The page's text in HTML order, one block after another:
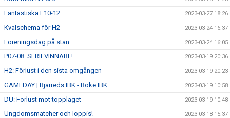
Fantastiska F10-12 2023-03-27 18:26
Kvalschema för H2 2023-03-24 16:37
Föreningsdag på stan 2023-03-24 16:05
P07-08: SERIEVINNARE! 2023-03-19 20:36
H2: Förlust i den sista omgången 2023-03-19 20:23
GAMEDAY | Bjärreds IBK - Röke IBK 2023-03-19 10:58
DU: Förlust mot topplaget 2023-03-19 10:48
Ungdomsmatcher och loppis! 2023-03-18 15:37